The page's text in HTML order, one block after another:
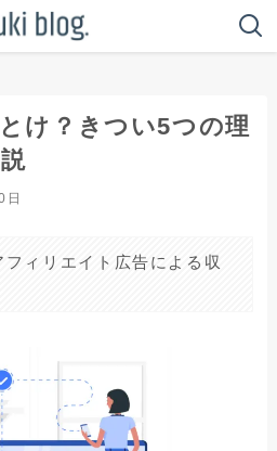
け？きつい5つの理
ィリエイト広告による収